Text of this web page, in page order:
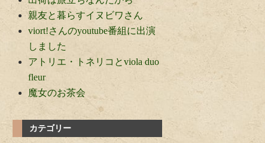
親友と暮らすイヌビワさん
viort!さんのyoutube番組に出演
しました
アトリエ・トネリコとviola duo
fleur
魔女のお茶会
カテゴリー